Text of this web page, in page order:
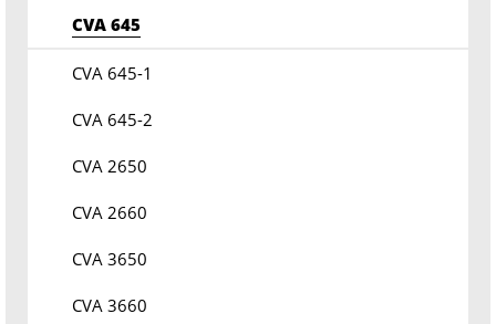
CVA 645
CVA 645-1
CVA 645-2
CVA 2650
CVA 2660
CVA 3650
CVA 3660